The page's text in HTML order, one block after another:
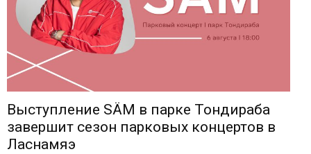
Выступление SÄM в парке Тондираба
завершит сезон парковых концертов в
Ласнамяэ